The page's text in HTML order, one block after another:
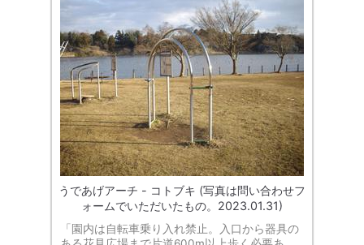
うであげアーチ - コトブキ (写真は問い合わせフ
ォームでいただいたもの。2023.01.31)
「園内は自転車乗り入れ禁止。入口から器具の